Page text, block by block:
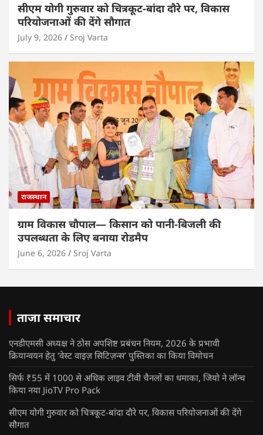
सीएम योगी गुरुवार को चित्रकूट-बांदा दौरे पर, विकास
परियोजनाओं की देंगे सौगात
July 9, 2026 Sroj Varta
राजस्थान
ग्राम विकास चौपाल— किसान को पानी-बिजली की
उपलब्धता के लिए बनाया रोडमैप
June 6, 2026 Sroj Varta
ताजा समाचार
एनडीएमसी अध्यक्ष ने ठोस अपशिष्ट प्रबंधन नियम, 2026 के प्रभावी
क्रियान्वयन हेतु ‘वेस्ट वाइज़ सिटिज़न्स’ पुस्तिका का किया विमोचन
सिर्फ ₹55 में 1000 से अधिक लाइव टीवी चैनलों का धमाका, जियो ने लॉन्च
किया नया JioTV Pro Pack
सीएम योगी गुरुवार को चित्रकूट-बांदा दौरे पर, विकास परियोजनाओं की देंगे
सौगात